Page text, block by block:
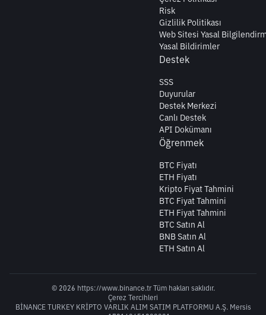
Risk
Gizlilik Politikası
Web Sitesi Yasal
Yasal Bildirimler
Destek
SSS
Duyurular
Destek Merkezi
Canlı Destek
API Dokümanı
Öğrenmek
BTC Fiyatı
ETH Fiyatı
Kripto Fiyat Tahmini
BTC Fiyat Tahmini
ETH Fiyat Tahmini
BTC Satın Al
BNB Satın Al
ETH Satın Al
© 2026 https://www.binance.tr Tüm hakları saklıdır.
Çerez Tercihleri
BİNANCE TURKEY KRİPTO VARLIK ALIM SATIM PLATFORMU A.Ş. Mersis